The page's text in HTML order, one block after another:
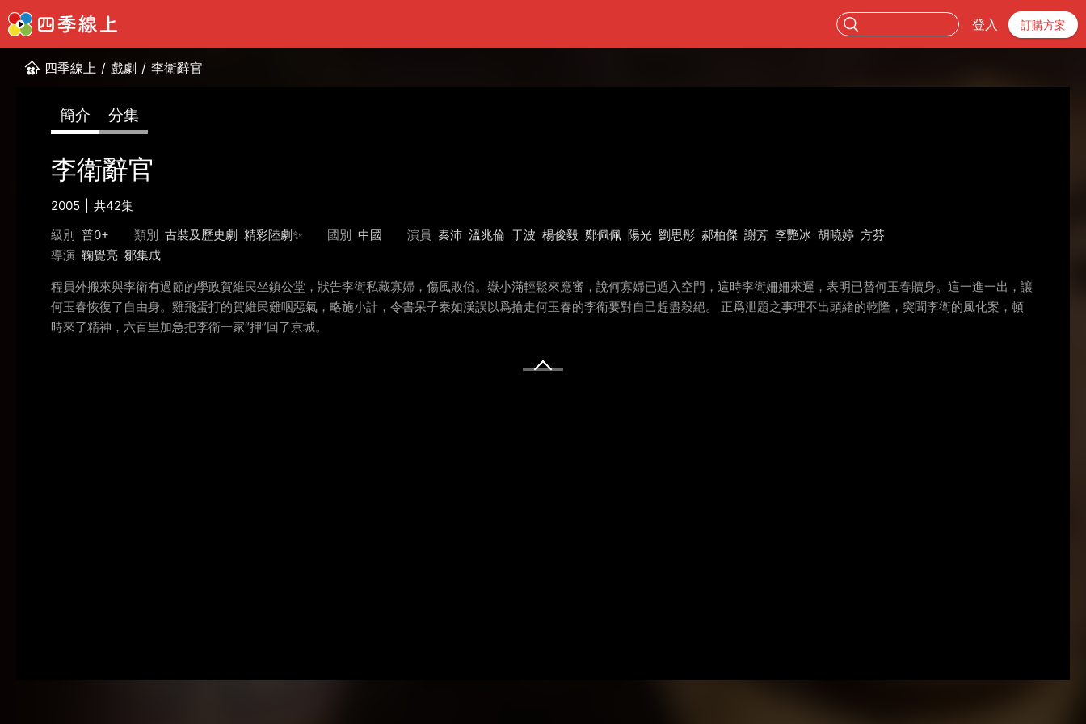
登入 訂購方案
四季線上 / 戲劇 / 李衛辭官
簡介 分集
李衛辭官
2005
共42集
級別 普0+ 類別 古裝及歷史劇 精彩陸劇✨ 國別 中國 演員 秦沛 溫兆倫 于波 楊俊毅 鄭佩佩 陽光 劉思彤 郝柏傑 謝芳 李艷冰 胡曉婷 方芬
導演 鞠覺亮 鄒集成
程員外搬來與李衛有過節的學政賀維民坐鎮公堂，狀告李衛私藏寡婦，傷風敗俗。嶽小滿輕鬆來應審，說何寡婦已遁入空門，這時李衛姍姍來遲，表明已替何玉春贖身。這一進一出，讓
何玉春恢復了自由身。雞飛蛋打的賀維民難咽惡氣，略施小計，令書呆子秦如漢誤以爲搶走何玉春的李衛要對自己趕盡殺絕。 正爲泄題之事理不出頭緒的乾隆，突聞李衛的風化案，頓
時來了精神，六百里加急把李衛一家“押”回了京城。